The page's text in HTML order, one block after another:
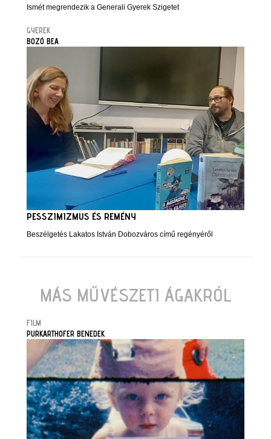
Ismét megrendezik a Generali Gyerek Szigetet
GYEREK
BOZÓ BEA
PESSZIMIZMUS ÉS REMÉNY
Beszélgetés Lakatos István Dobozváros című regényéről
MÁS MŰVÉSZETI ÁGAKRÓL
FILM
PURKARTHOFER BENEDEK